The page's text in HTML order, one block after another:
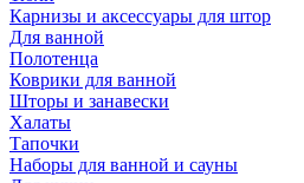
Карнизы и аксессуары для штор
Для ванной
Полотенца
Коврики для ванной
Шторы и занавески
Халаты
Тапочки
Наборы для ванной и сауны